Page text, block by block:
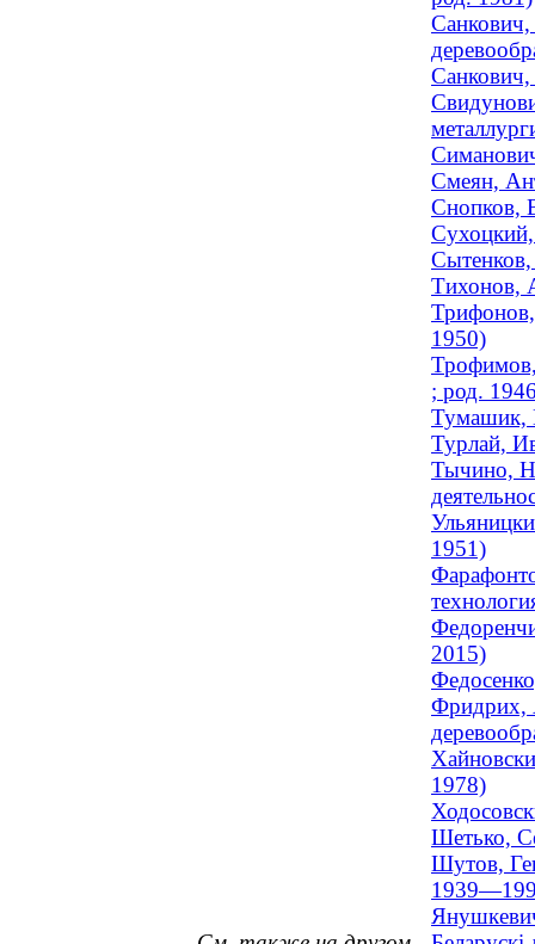
Санкович,
Санкович,
Смеян,
Снопков,
Сухоцкий,
Сытенков,
Тихонов,
Трифонов,
1950)
Трофимов,
; род.
Тумашик,
Турлай,
Тычино,
1951)
2015)
Фридрих,
1978)
Шетько,
Шутов,